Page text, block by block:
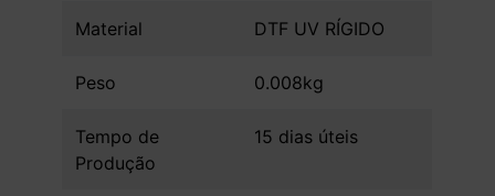
Material DTF UV RÍGIDO
Peso 0.008kg
Tempo de
Produção
15 dias úteis